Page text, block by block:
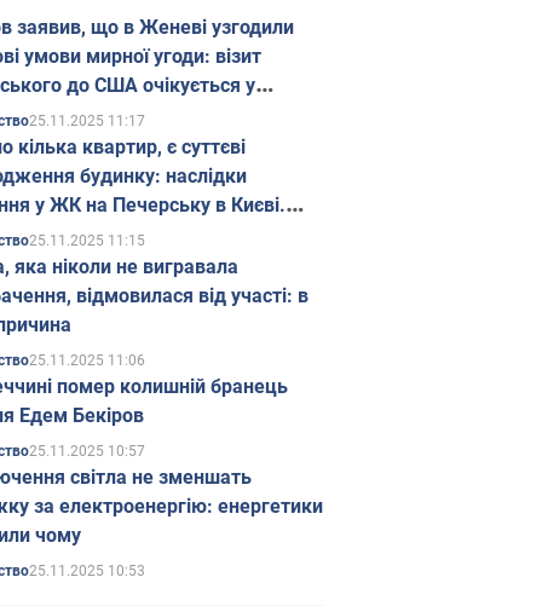
заявив, що в Женеві узгодили
умови мирної угоди: візит
до США очікується у
25.11.2025 11:17
кілька квартир, є суттєві
будинку: наслідки
у ЖК на Печерську в Києві.
25.11.2025 11:15
яка ніколи не вигравала
відмовилася від участі: в
25.11.2025 11:06
помер колишній бранець
Едем Бекіров
25.11.2025 10:57
світла не зменшать
за електроенергію: енергетики
чому
25.11.2025 10:53